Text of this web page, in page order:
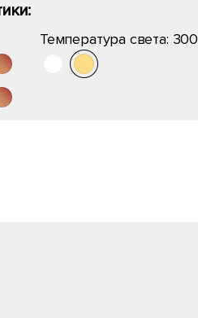
Температура света: